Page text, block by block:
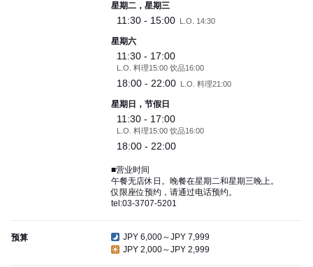
星期二，星期三
11:30 - 15:00 L.O. 14:30
星期六
11:30 - 17:00
L.O. 料理15:00 饮品16:00
18:00 - 22:00 L.O. 料理21:00
星期日，节假日
11:30 - 17:00
L.O. 料理15:00 饮品16:00
18:00 - 22:00
■营业时间
午餐无店休日。晚餐在星期二和星期三晚上。
仅限座位预约，请通过电话预约。
tel:03-3707-5201
预算
JPY 6,000～JPY 7,999
JPY 2,000～JPY 2,999